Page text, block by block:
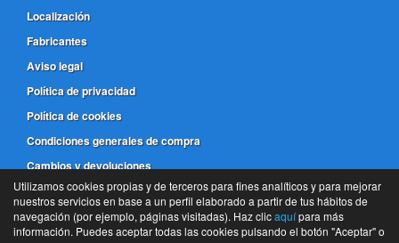
Localización
Fabricantes
Aviso legal
Política de privacidad
Política de cookies
Condiciones generales de compra
Cambios y devoluciones
981 173 772
© Frenos Coruña- 2026 -Tienda online de recambios de Gira
Utilizamos cookies propias y de terceros para fines analíticos y para mejorar
nuestros servicios en base a un perfil elaborado a partir de tus hábitos de
navegación (por ejemplo, páginas visitadas). Haz clicaquípara más
información. Puedes aceptar todas las cookies pulsando el botón "Aceptar" o